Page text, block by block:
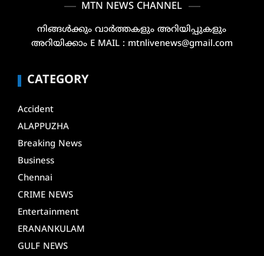
MTN NEWS CHANNEL
നിങ്ങൾക്കും വാർത്തകളും അറിയിപ്പുകളും
അറിയിക്കാം E MAIL : mtnlivenews@gmail.com
CATEGORY
Accident
ALAPPUZHA
Breaking News
Business
Chennai
CRIME NEWS
Entertainment
ERANANKULAM
GULF NEWS